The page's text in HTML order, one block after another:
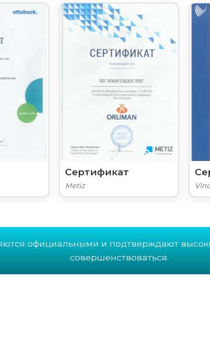
Сертификат
Metiz
официальными и подтверждают
совершенствоваться.